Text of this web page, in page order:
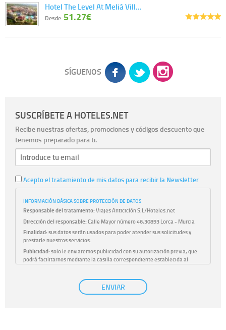
Hotel The Level At Meliá Vill…
Desde 51.27€
SÍGUENOS
SUSCRÍBETE A HOTELES.NET
Recibe nuestras ofertas, promociones y códigos descuento que
tenemos preparado para ti.
Acepto el tratamiento de mis datos para recibir la Newsletter
INFORMACIÓN BÁSICA SOBRE PROTECCIÓN DE DATOS
Responsable del tratamiento:Viajes Anticiclón S.L/Hoteles.net
Dirección del responsable:Calle Mayor número 46,30893 Lorca - Murcia
Finalidad:sus datos serán usados para poder atender sus solicitudes y
prestarle nuestros servicios.
Publicidad:solo le enviaremos publicidad con su autorización previa, que
podrá facilitarnos mediante la casilla correspondiente establecida al
únicamente trataremos sus datos con su consentimiento
previo, que podrá facilitarnos mediante la casilla correspondiente
ENVIAR